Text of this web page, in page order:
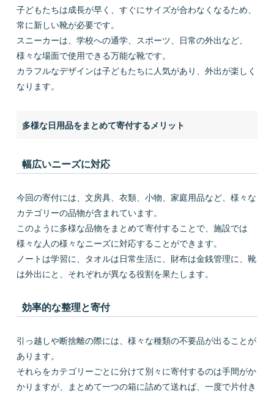
子どもたちは成長が早く、すぐにサイズが合わなくなるため、
常に新しい靴が必要です。
スニーカーは、学校への通学、スポーツ、日常の外出など、
様々な場面で使用できる万能な靴です。
カラフルなデザインは子どもたちに人気があり、外出が楽しく
なります。
多様な日用品をまとめて寄付するメリット
幅広いニーズに対応
今回の寄付には、文房具、衣類、小物、家庭用品など、様々な
カテゴリーの品物が含まれています。
このように多様な品物をまとめて寄付することで、施設では
様々な人の様々なニーズに対応することができます。
ノートは学習に、タオルは日常生活に、財布は金銭管理に、靴
は外出にと、それぞれが異なる役割を果たします。
効率的な整理と寄付
引っ越しや断捨離の際には、様々な種類の不要品が出ることが
あります。
それらをカテゴリーごとに分けて別々に寄付するのは手間がか
かりますが、まとめて一つの箱に詰めて送れば、一度で片付き